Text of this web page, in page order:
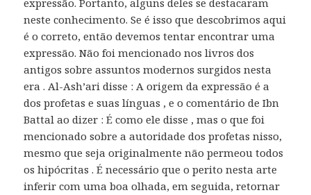
expressão. Portanto, alguns deles se destacaram
neste conhecimento. Se é isso que descobrimos aqui
é o correto, então devemos tentar encontrar uma
expressão. Não foi mencionado nos livros dos
antigos sobre assuntos modernos surgidos nesta
era . Al-Ash’ari disse : A origem da expressão é a
dos profetas e suas línguas , e o comentário de Ibn
Battal ao dizer : É como ele disse , mas o que foi
mencionado sobre a autoridade dos profetas nisso,
mesmo que seja originalmente não permeou todos
os hipócritas . É necessário que o perito nesta arte
inferir com uma boa olhada, em seguida, retornar